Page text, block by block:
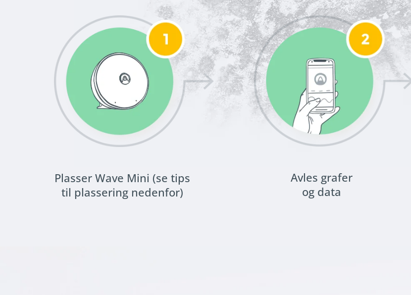
Plasser Wave Mini (se tips
til plassering nedenfor)
Avles grafer
og data